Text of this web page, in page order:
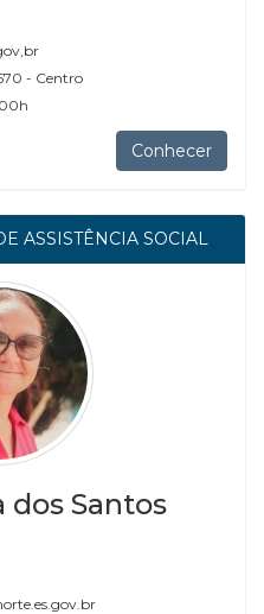
- Centro
Conhecer
ASSISTÊNCIA SOCIAL
dos Santos